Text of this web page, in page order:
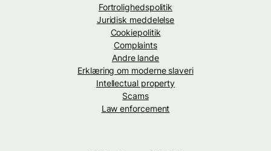
Fortrolighedspolitik
Juridisk meddelelse
Cookiepolitik
Complaints
Andre lande
Erklæring om moderne slaveri
Intellectual property
Scams
Law enforcement